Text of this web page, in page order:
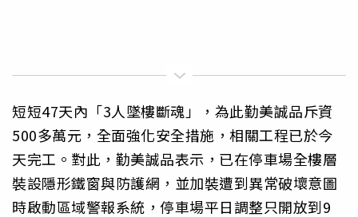
短短47天內「3人墜樓斷魂」，為此勤美誠品斥資
500多萬元，全面強化安全措施，相關工程已於今
天完工。對此，勤美誠品表示，已在停車場全樓層
裝設隱形鐵窗與防護網，並加裝遭到異常破壞意圖
時啟動區域警報系統，停車場平日調整只開放到9